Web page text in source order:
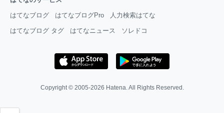
はてなブログ はてなブログPro 人力検索はてな
はてなブログ タグ はてなニュース ソレドコ
Copyright © 2005-2026 Hatena. All Rights Reserved.